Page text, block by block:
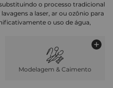
o processo tradicional
a laser, ar ou ozônio para
o uso de água,
Modelagem & Caimento